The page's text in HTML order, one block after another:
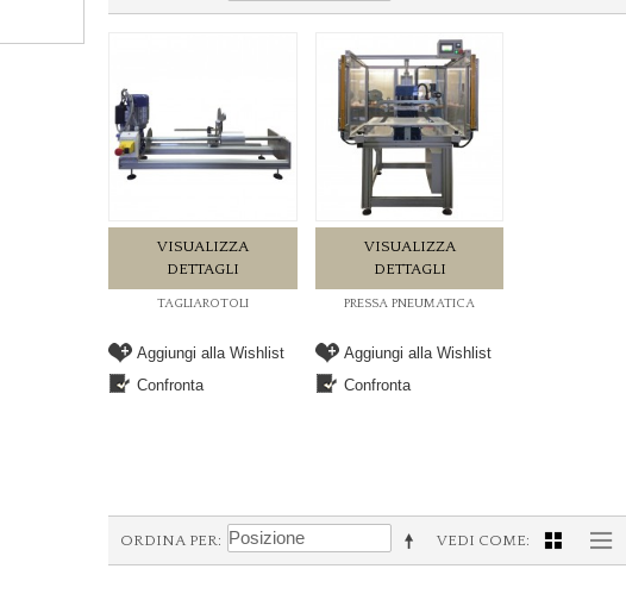
VISUALIZZA
DETTAGLI
TAGLIAROTOLI
Aggiungi alla Wishlist
Confronta
VISUALIZZA
DETTAGLI
PRESSA PNEUMATICA
Aggiungi alla Wishlist
Confronta
VEDI COME
ORDINA PER